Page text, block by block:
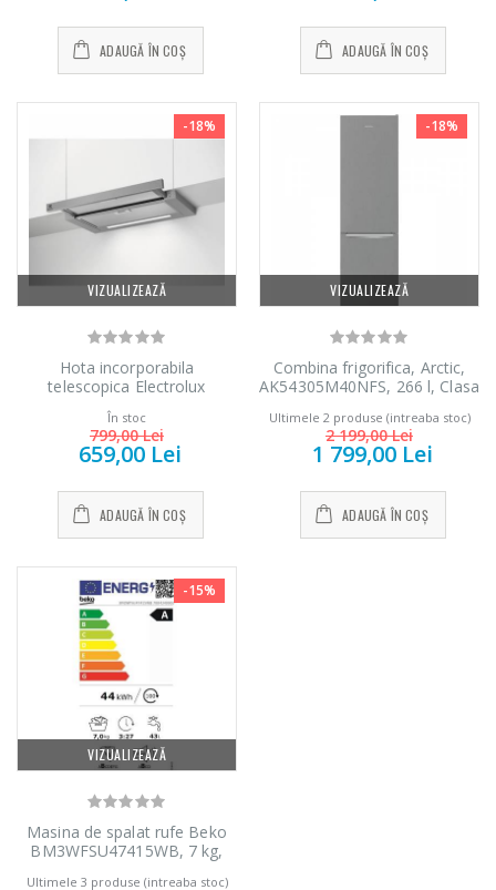
ADAUGĂ ÎN COȘ ADAUGĂ ÎN COȘ
VIZUALIZEAZĂ
-18%
Hota incorporabila
telescopica Electrolux
LFP326S, 1 motor, 410 m3/h,
L 60 cm, Gri
În stoc
799,00 Lei
659,00 Lei
ADAUGĂ ÎN COȘ
VIZUALIZEAZĂ
-18%
Combina frigorifica, Arctic,
AK54305M40NFS, 266 l, Clasa
Ultimele 2 produse (intreaba stoc)
2 199,00 Lei
1 799,00 Lei
ADAUGĂ ÎN COȘ
VIZUALIZEAZĂ
-15%
Masina de spalat rufe Beko
BM3WFSU47415WB, 7 kg,
Ultimele 3 produse (intreaba stoc)